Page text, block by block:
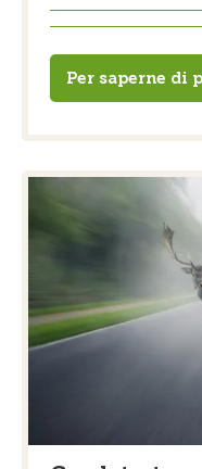
Per saperne di